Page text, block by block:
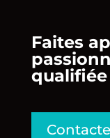
Faites
qualifiée